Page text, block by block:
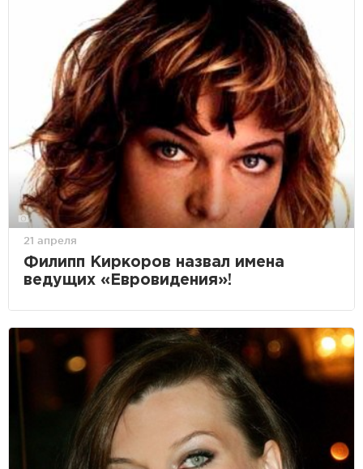
21 апреля
Филипп Киркоров назвал имена
ведущих «Евровидения»!